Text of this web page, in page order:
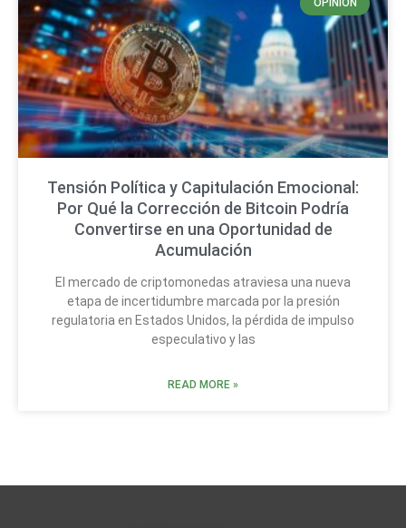
OPINIÓN
Tensión Política y Capitulación Emocional:
Por Qué la Corrección de Bitcoin Podría
Convertirse en una Oportunidad de
Acumulación
El mercado de criptomonedas atraviesa una nueva
etapa de incertidumbre marcada por la presión
regulatoria en Estados Unidos, la pérdida de impulso
especulativo y las
READ MORE »